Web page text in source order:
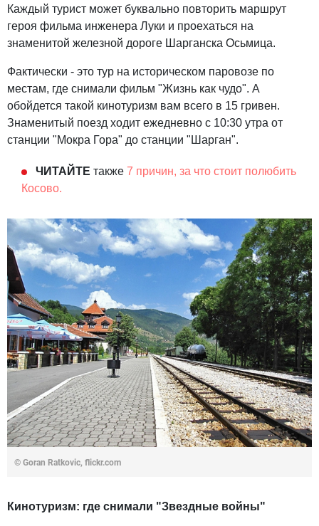
Каждый турист может буквально повторить маршрут
героя фильма инженера Луки и проехаться на
знаменитой железной дороге Шарганска Осьмица.
Фактически - это тур на историческом паровозе по
местам, где снимали фильм "Жизнь как чудо". А
обойдется такой кинотуризм вам всего в 15 гривен.
Знаменитый поезд ходит ежедневно с 10:30 утра от
станции "Мокра Гора" до станции "Шарган".
ЧИТАЙТЕ также 7 причин, за что стоит полюбить
Косово.
© Goran Ratkovic, flickr.com
Кинотуризм: где снимали "Звездные войны"